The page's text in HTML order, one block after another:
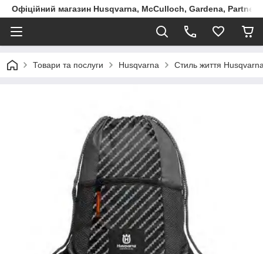
Офіційний магазин Husqvarna, McCulloch, Gardena, Partner
Товари та послуги Husqvarna Стиль життя